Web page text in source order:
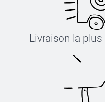
Livraison la